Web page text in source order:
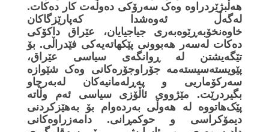
هەڵبژێردراوە وەک سەرۆکی دەوڵەت کار دەکات.
لەگەڵ ئەوەشدا کەپارێزگاکان
خاوەنخۆبەڕێوەبەری جیاجیایان، عێراق داکۆکی
دەکات لەسەر هەبوونی پێکهاتەیەکی فێدراڵی. بۆ
تێگەیشتن لە ڕوانگەی سیاسی عێراق،
پێویستەسیستەمە جۆراوجۆرەکانی وەک شێوازە
سەرکۆماریی و پەڕلەمانیەکان لەبەرچاو
بگیردرێت. مێژووی ئاڵۆزی سیاسی ئەم وڵاتە
پێک‌هاتووە لە هەوڵی بەردەوام بۆ بەهێزکردنی
دیمۆکراسی و حوکمڕانی. دامەزراوەکانی